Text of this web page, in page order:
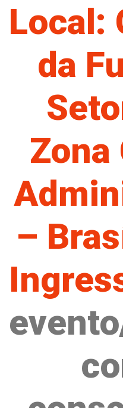
Local:
da
–